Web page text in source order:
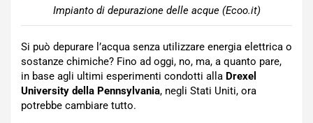
Impianto di depurazione delle acque (Ecoo.it)
Si può depurare l’acqua senza utilizzare energia elettrica o
sostanze chimiche? Fino ad oggi, no, ma, a quanto pare,
in base agli ultimi esperimenti condotti alla Drexel
University della Pennsylvania, negli Stati Uniti, ora
potrebbe cambiare tutto.